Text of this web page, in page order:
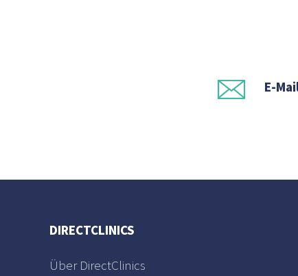
E-
DIRECTCLINICS
Über DirectClinics